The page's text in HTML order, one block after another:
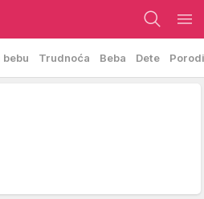
bebu Trudnoća Beba Dete